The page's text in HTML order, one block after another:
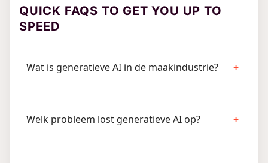
QUICK FAQS TO GET YOU UP TO
SPEED
Wat is generatieve AI in de maakindustrie?
Welk probleem lost generatieve AI op?